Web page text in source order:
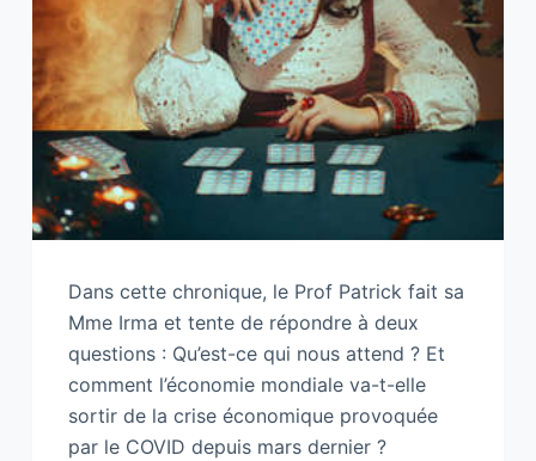
Dans cette chronique, le Prof Patrick fait sa
Mme Irma et tente de répondre à deux
questions : Qu’est-ce qui nous attend ? Et
comment l’économie mondiale va-t-elle
sortir de la crise économique provoquée
par le COVID depuis mars dernier ?